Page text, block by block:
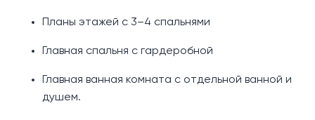
Планы этажей с 3–4 спальнями
Главная спальня с гардеробной
Главная ванная комната с отдельной ванной и
душем.